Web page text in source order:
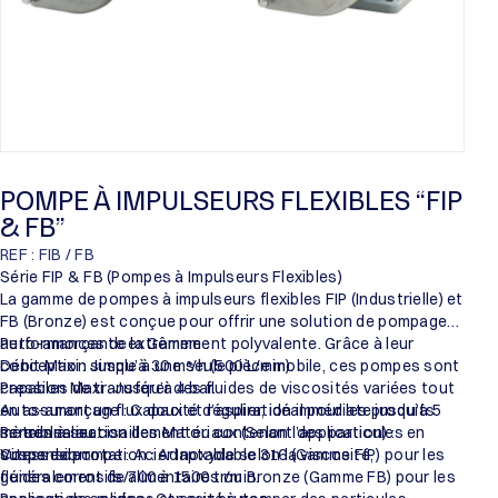
POMPE À IMPULSEURS FLEXIBLES “FIP
& FB”
REF : FIB / FB
Série FIP & FB (Pompes à Impulseurs Flexibles)
La gamme de pompes à impulseurs flexibles FIP (Industrielle) et
FB (Bronze) est conçue pour offrir une solution de pompage
auto-amorçante extrêmement polyvalente. Grâce à leur
conception simple à une seule pièce mobile, ces pompes sont
capables de transférer des fluides de viscosités variées tout
en assurant un flux doux et régulier, idéal pour les produits
sensibles au cisaillement ou contenant des particules en
suspension.
Performances de la Gamme :
Débit Maxi : Jusqu’à 30 m³/h (500 L/min).
Pression Maxi : Jusqu’à 4 bar.
Auto-amorçage : Capacité d’aspiration immédiate jusqu’à 5
mètres à sec.
Vitesse de rotation : Adaptable selon la viscosité,
généralement de 700 à 1500 tr/min.
Personnalisation des Matériaux (Selon l’application) :
Corps de pompe : Acier Inoxydable 316 (Gamme FIP) pour les
fluides corrosifs/alimentaires ou Bronze (Gamme FB) pour les